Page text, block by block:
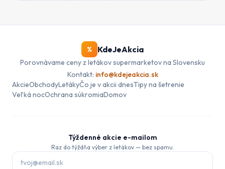
% KdeJeAkcia
Porovnávame ceny z letákov supermarketov na Slovensku
Kontakt: info@kdejeakcia.sk
AkcieObchodyLetákyČo je v akcii dnesTipy na šetrenie
Veľká nocOchrana súkromiaDomov
Týždenné akcie e-mailom
Raz do týždňa výber z letákov — bez spamu.
E-mail pre odber akcií